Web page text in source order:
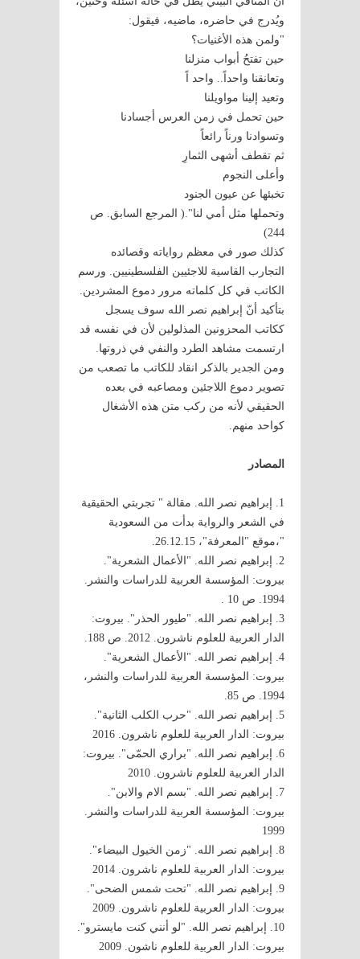
ويُدرج في حاضره، ماضيه، فيقول:
"ولمن هذه الأغنيات؟
حين تفتحُ أبواب منزلنا
وتعانقنا واحداً.. واحد اً
وتعيد إلينا مواويلنا
حين تحمل في زمن العرس أجسادنا
وتسوادنا ورناً رائعاً
ثم تقطف أشهى الثمارِ
وأعلى النجوم
تخبئها عن عيون الجنود
وتحملها مثل أمي لنا".( المرجع السابق. ص
244)
كذلك صور في معظم رواياته وقصائده
التجارب القاسية للاجئيين الفلسطينيين. ورسم
الكاتب في كل كلماته مرور دموع المشردين.
بتأكيد أنّ إبراهيم نصر الله سوف يسجل
ككاتب المحزونين المذلولين لأن في نفسه قد
ارتسمت مشاهد الطرد والنفي في ذروتها.
ومن الجدير بالذكر انقاد للكاتب ما تصعب من
تصوير دموع اللاجئين ومصاعبه في بعده
الحقيقي لأنه من ركب متن هذه الأشغال
كواحد منهم.
المصادر
1. إبراهيم نصر الله. مقالة " تجربتي الحقيقية
في الشعر والرواية بدأت من السعودية
"،موقع "المعرفة"، 26.12.15.
2. إبراهيم نصر الله. "الأعمال الشعرية".
بيروت: المؤسسة العربية للدراسات والنشر.
1994. ص 10 .
3. إبراهيم نصر الله. "طيور الحذر". بيروت:
الدار العربية للعلوم ناشرون. 2012. ص 188.
4. إبراهيم نصر الله. "الأعمال الشعرية".
بيروت: المؤسسة العربية للدراسات والنشر،
1994. ص 85.
5. إبراهيم نصر الله. "حرب الكلب الثانية".
بيروت: الدار العربية للعلوم ناشرون. 2016
6. إبراهيم نصر الله. "براري الحمّى". بيروت:
الدار العربية للعلوم ناشرون. 2010
7. إبراهيم نصر الله. "بسم الام والابن".
بيروت: المؤسسة العربية للدراسات والنشر.
1999
8. إبراهيم نصر الله. "زمن الخيول البيضاء".
بيروت: الدار العربية للعلوم ناشرون. 2014
9. إبراهيم نصر الله. "تحت شمس الضحى".
بيروت: الدار العربية للعلوم ناشرون. 2009
10. إبراهيم نصر الله. "لو أنني كنت مايسترو".
بيروت: الدار العربية للعلوم ناشون. 2009